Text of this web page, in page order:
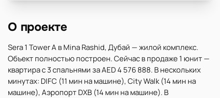
О проекте
Sera 1 Tower A в Mina Rashid, Дубай — жилой комплекс.
Объект полностью построен. Сейчас в продаже 1 юнит —
квартира с 3 спальнями за AED 4 576 888. В нескольких
минутах: DIFC (11 мин на машине), City Walk (14 мин на
машине), Аэропорт DXB (14 мин на машине). В